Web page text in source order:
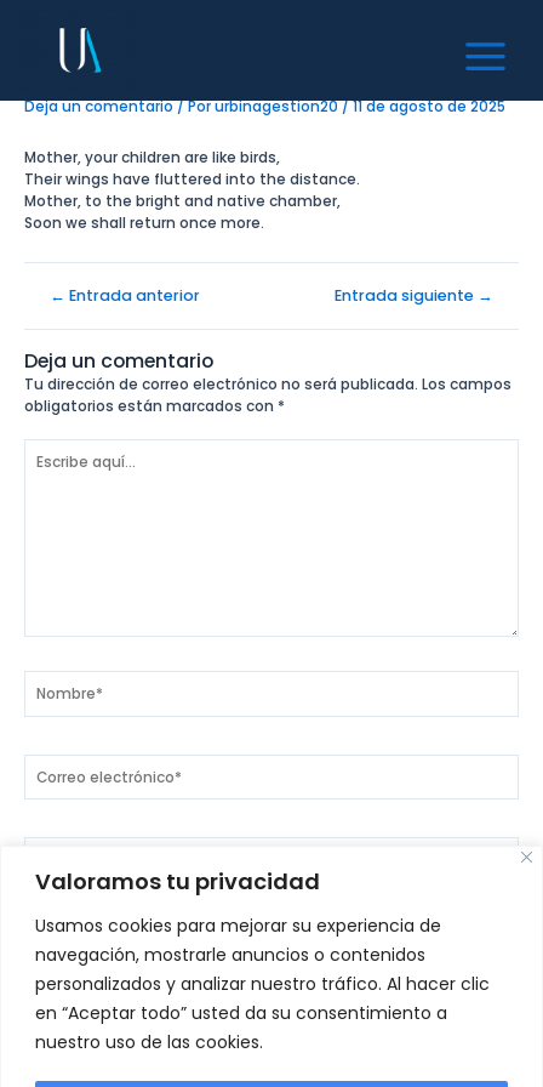
Valoramos tu privacidad
Usamos cookies para mejorar su experiencia de
navegación, mostrarle anuncios o contenidos
personalizados y analizar nuestro tráfico. Al hacer clic
en “Aceptar todo” usted da su consentimiento a
nuestro uso de las cookies.
Menu
Mother your children are
like birds
Deja un comentario/ Porurbinagestion20/11 de agosto de 2025
Mother, your children are like birds,
Their wings have fluttered into the distance.
Mother, to the bright and native chamber,
Soon we shall return once more.
entradas
← Entrada anterior Entrada siguiente →
Deja un comentario
Tu dirección de correo electrónico no será publicada. Los campos
obligatorios están marcados con *
aquí...
electrónico*
Web
Guarda mi nombre, correo electrónico y web en este
navegador para la próxima vez que comente.